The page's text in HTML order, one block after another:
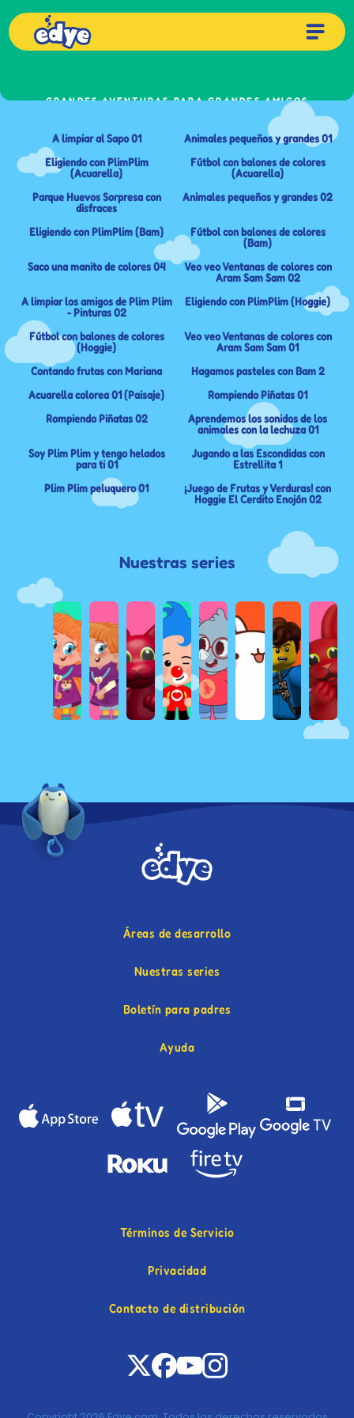
GRANDES AVENTURAS PARA GRANDES AMIGOS
Aprendiendo con Plim Plim
A limpiar al Sapo 01
Animales pequeños y grandes 01
Eligiendo con PlimPlim
(Acuarella)
Fútbol con balones de colores
(Acuarella)
Parque Huevos Sorpresa con
disfraces
Animales pequeños y grandes 02
Eligiendo con PlimPlim (Bam)
Fútbol con balones de colores
(Bam)
Saco una manito de colores 04
Veo veo Ventanas de colores con
Aram Sam Sam 02
A limpiar los amigos de Plim Plim
- Pinturas 02
Eligiendo con PlimPlim (Hoggie)
Fútbol con balones de colores
(Hoggie)
Veo veo Ventanas de colores con
Aram Sam Sam 01
Contando frutas con Mariana
Hagamos pasteles con Bam 2
Acuarella colorea 01 (Paisaje)
Rompiendo Piñatas 01
Rompiendo Piñatas 02
Aprendemos los sonidos de los
animales con la lechuza 01
Soy Plim Plim y tengo helados
para ti 01
Jugando a las Escondidas con
Estrellita 1
Plim Plim peluquero 01
¡Juego de Frutas y Verduras! con
Hoggie El Cerdito Enojón 02
Nuestras series
Áreas de desarrollo
Nuestras series
Boletín para padres
Ayuda
Términos de Servicio
Privacidad
Contacto de distribución